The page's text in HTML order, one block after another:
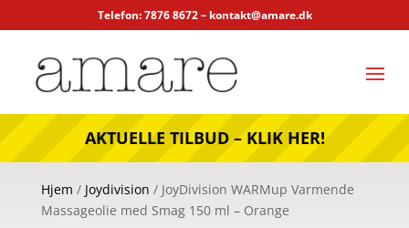
Telefon: 7876 8672 – kontakt@amare.dk
AKTUELLE TILBUD – KLIK HER!
Hjem / Joydivision / JoyDivision WARMup Varmende
Massageolie med Smag 150 ml – Orange